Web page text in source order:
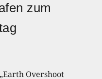
zum
Overshoot